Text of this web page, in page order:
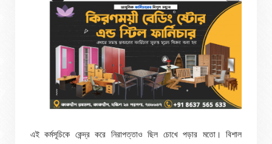
এই কর্মসূচিকে কেন্দ্র করে নিরাপত্তাও ছিল চোখে পড়ার মতো। বিশাল